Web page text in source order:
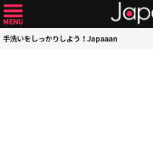
手洗いをしっかりしよう！Japaaan